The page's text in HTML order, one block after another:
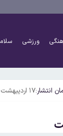
ورزشی
انتشار:۱۷ اردیبهشت ۱۴۰۴